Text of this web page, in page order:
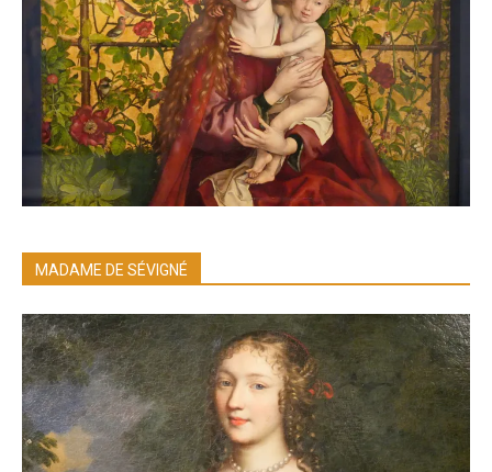
MADAME DE SÉVIGNÉ